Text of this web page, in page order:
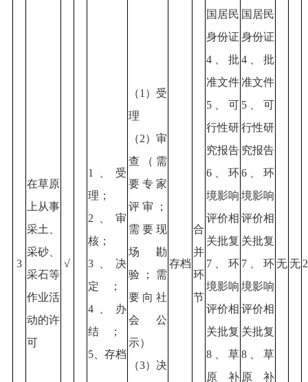
3
在草原
上从事
采土、
采砂、
采石等
作业活
动的许
可
√
1、受
理；
2、审
核；
3、决
定；
4、办
结；
5、存档
（1）受
理
（2）审
查（需
要专家
评审；
需要现
场勘
验；需
要向社
会公
示）
（3）决
存档
合
并
环
节
国居民
身份证
4、批
准文件
5、可
行性研
究报告
6、环
境影响
评价相
关批复
7、环
境影响
评价相
关批复
8、草
原补
国居民
身份证
4、批
准文件
5、可
行性研
究报告
6、环
境影响
评价相
关批复
7、环
境影响
评价相
关批复
8、草
原补
无无